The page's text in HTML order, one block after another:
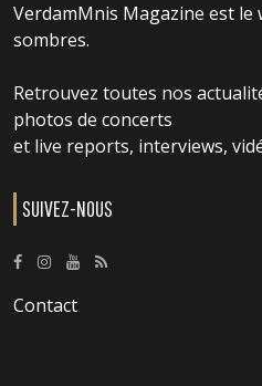
VerdamMnis Magazine est le
sombres.
Retrouvez toutes nos
photos de concerts
et live reports, interviews,
SUIVEZ-NOUS
Contact